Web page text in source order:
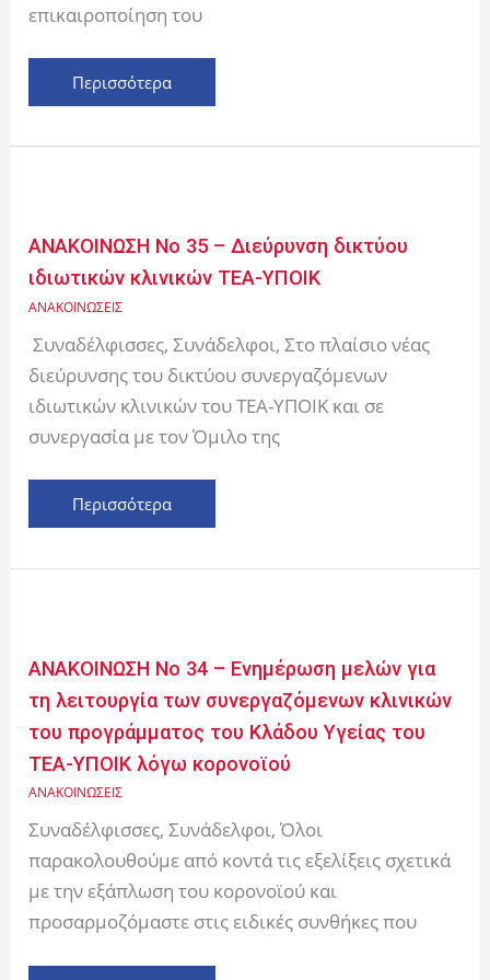
επικαιροποίηση του
Περισσότερα
ΑΝΑΚΟΙΝΩΣΗ Νο 35 – Διεύρυνση δικτύου
ιδιωτικών κλινικών ΤΕΑ-ΥΠΟΙΚ
ΑΝΑΚΟΙΝΩΣΕΙΣ
Συναδέλφισσες, Συνάδελφοι, Στο πλαίσιο νέας
διεύρυνσης του δικτύου συνεργαζόμενων
ιδιωτικών κλινικών του ΤΕΑ-ΥΠΟΙΚ και σε
συνεργασία με τον Όμιλο της
35
Διεύρυνση
δικτύου
ιδιωτικών
κλινικών
ΤΕΑ-
ΥΠΟΙΚ
Περισσότερα
ΑΝΑΚΟΙΝΩΣΗ Νο 34 – Ενημέρωση μελών για
τη λειτουργία των συνεργαζόμενων κλινικών
του προγράμματος του Κλάδου Υγείας του
ΤΕΑ-ΥΠΟΙΚ λόγω κορονοϊού
ΑΝΑΚΟΙΝΩΣΕΙΣ
Συναδέλφισσες, Συνάδελφοι, Όλοι
παρακολουθούμε από κοντά τις εξελίξεις σχετικά
με την εξάπλωση του κορονοϊού και
προσαρμοζόμαστε στις ειδικές συνθήκες που
34
Ενημέρωση
μελών
για
τη
των
συνεργαζόμενων
κλινικών
του